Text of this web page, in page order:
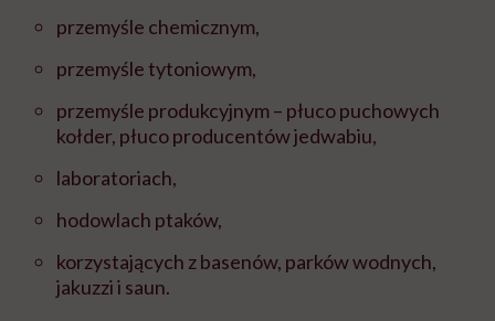
przemyśle chemicznym,
przemyśle tytoniowym,
przemyśle produkcyjnym – płuco puchowych
kołder, płuco producentów jedwabiu,
laboratoriach,
hodowlach ptaków,
korzystających z basenów, parków wodnych,
jakuzzi i saun.